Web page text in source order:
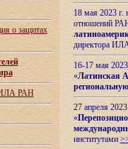
о защитах
ИЛА РАН
18 мая 2023
отношений
директора
16-17 мая
«Латинская
27 апреля
«
институтами